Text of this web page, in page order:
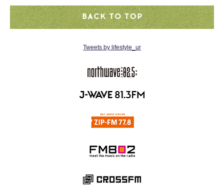
Tweets by lifestyle_ur